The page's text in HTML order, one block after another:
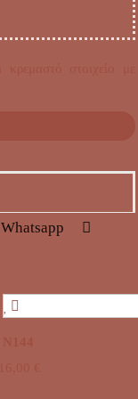
Whatsapp